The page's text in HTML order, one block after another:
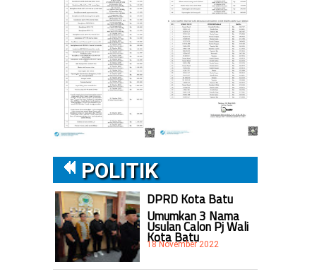
POLITIK
DPRD Kota Batu
Umumkan 3 Nama
Usulan Calon Pj Wali
Kota Batu
18 November 2022